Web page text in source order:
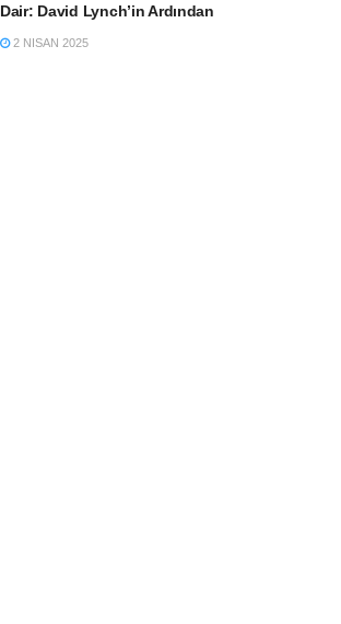
Dair: David Lynch’in Ardından
2 NISAN 2025